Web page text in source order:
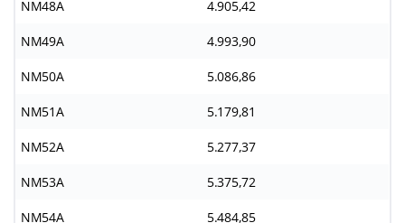
NM48A 4.905,42
NM49A 4.993,90
NM50A 5.086,86
NM51A 5.179,81
NM52A 5.277,37
NM53A 5.375,72
NM54A 5.484,85